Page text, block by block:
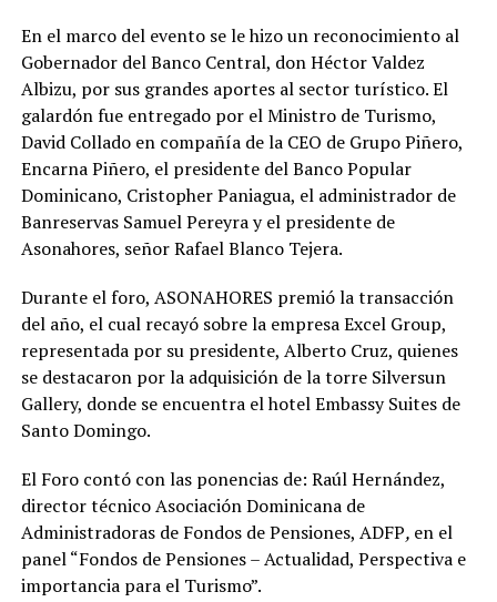
En el marco del evento se le hizo un reconocimiento al
Gobernador del Banco Central, don Héctor Valdez
Albizu, por sus grandes aportes al sector turístico. El
galardón fue entregado por el Ministro de Turismo,
David Collado en compañía de la CEO de Grupo Piñero,
Encarna Piñero, el presidente del Banco Popular
Dominicano, Cristopher Paniagua, el administrador de
Banreservas Samuel Pereyra y el presidente de
Asonahores, señor Rafael Blanco Tejera.
Durante el foro, ASONAHORES premió la transacción
del año, el cual recayó sobre la empresa Excel Group,
representada por su presidente, Alberto Cruz, quienes
se destacaron por la adquisición de la torre Silversun
Gallery, donde se encuentra el hotel Embassy Suites de
Santo Domingo.
El Foro contó con las ponencias de: Raúl Hernández,
director técnico Asociación Dominicana de
Administradoras de Fondos de Pensiones, ADFP, en el
panel “Fondos de Pensiones – Actualidad, Perspectiva e
importancia para el Turismo”.